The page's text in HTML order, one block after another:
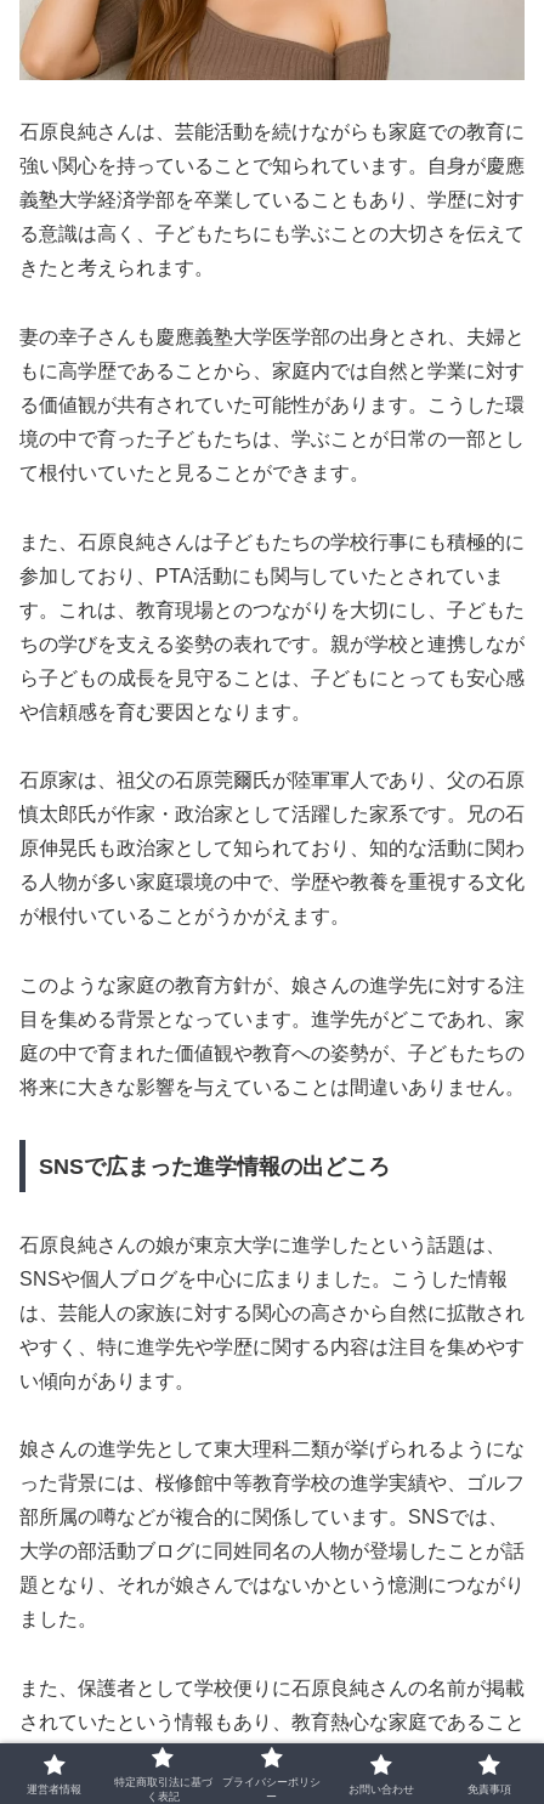
石原良純さんは、芸能活動を続けながらも家庭での教育に
強い関心を持っていることで知られています。自身が慶應
義塾大学経済学部を卒業していることもあり、学歴に対す
る意識は高く、子どもたちにも学ぶことの大切さを伝えて
きたと考えられます。
妻の幸子さんも慶應義塾大学医学部の出身とされ、夫婦と
もに高学歴であることから、家庭内では自然と学業に対す
る価値観が共有されていた可能性があります。こうした環
境の中で育った子どもたちは、学ぶことが日常の一部とし
て根付いていたと見ることができます。
また、石原良純さんは子どもたちの学校行事にも積極的に
参加しており、PTA活動にも関与していたとされていま
す。これは、教育現場とのつながりを大切にし、子どもた
ちの学びを支える姿勢の表れです。親が学校と連携しなが
ら子どもの成長を見守ることは、子どもにとっても安心感
や信頼感を育む要因となります。
石原家は、祖父の石原莞爾氏が陸軍軍人であり、父の石原
慎太郎氏が作家・政治家として活躍した家系です。兄の石
原伸晃氏も政治家として知られており、知的な活動に関わ
る人物が多い家庭環境の中で、学歴や教養を重視する文化
が根付いていることがうかがえます。
このような家庭の教育方針が、娘さんの進学先に対する注
目を集める背景となっています。進学先がどこであれ、家
庭の中で育まれた価値観や教育への姿勢が、子どもたちの
将来に大きな影響を与えていることは間違いありません。
SNSで広まった進学情報の出どころ
石原良純さんの娘が東京大学に進学したという話題は、
SNSや個人ブログを中心に広まりました。こうした情報
は、芸能人の家族に対する関心の高さから自然に拡散され
やすく、特に進学先や学歴に関する内容は注目を集めやす
い傾向があります。
娘さんの進学先として東大理科二類が挙げられるようにな
った背景には、桜修館中等教育学校の進学実績や、ゴルフ
部所属の噂などが複合的に関係しています。SNSでは、
大学の部活動ブログに同姓同名の人物が登場したことが話
題となり、それが娘さんではないかという憶測につながり
ました。
また、保護者として学校便りに石原良純さんの名前が掲載
されていたという情報もあり、教育熱心な家庭であること
が強調される中で、娘さんの進学先に対する期待が高まっ
たと考えられます。こうした情報が断片的に広まること
運営者情報
特定商取引法に基づ
く表記
プライバシーポリシ
ー
お問い合わせ 免責事項